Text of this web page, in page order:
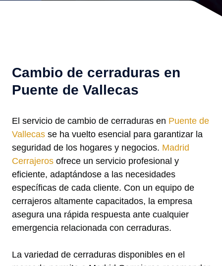
Cambio de cerraduras en
Puente de Vallecas
El servicio de cambio de cerraduras en Puente de
Vallecas se ha vuelto esencial para garantizar la
seguridad de los hogares y negocios. Madrid
Cerrajeros ofrece un servicio profesional y
eficiente, adaptándose a las necesidades
específicas de cada cliente. Con un equipo de
cerrajeros altamente capacitados, la empresa
asegura una rápida respuesta ante cualquier
emergencia relacionada con cerraduras.
La variedad de cerraduras disponibles en el